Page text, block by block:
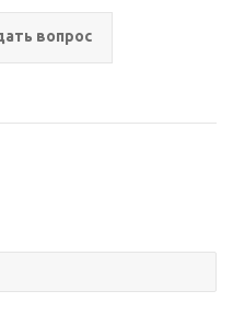
вопрос